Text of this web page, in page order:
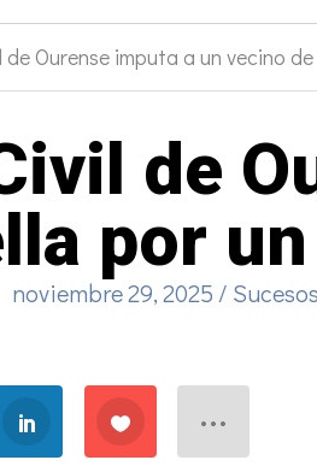
de Ourense imputa a un vecino
de
por
noviembre 29, 2025 / Sucesos